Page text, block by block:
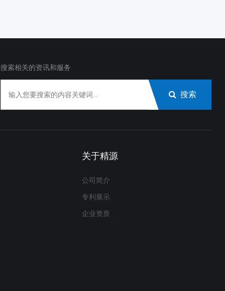
搜索相关的资讯和服务
搜索
关于精源
公司简介
专利展示
企业资质